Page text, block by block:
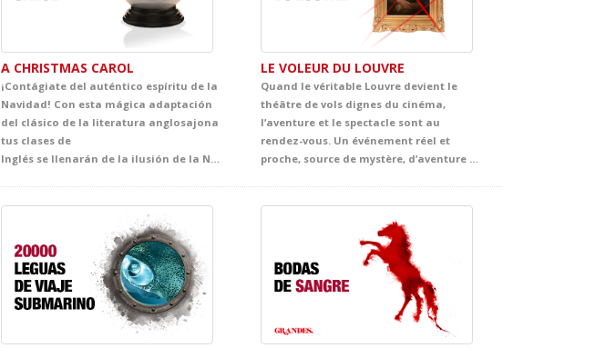
A CHRISTMAS CAROL
¡Contágiate del auténtico espíritu de la
Navidad! Con esta mágica adaptación
del clásico de la literatura anglosajona
tus clases de
Inglés se llenarán de la ilusión de la Navidad. Acompaña al gruñón y avaricioso Mr. Scrooge, que con la ayuda de tres misteriorsos espíritus, vivirá un emocionante viaje en busca del auténtico sentido de la Navidad. El clásico más representado de Dickens se convertirá en la propuesta infalible de tus clases de Inglés y, sin duda, en el mejor regalo que no puede faltar en vuestra agenda de actividades navideñas.
LE VOLEUR DU LOUVRE
Quand le véritable Louvre devient le
théâtre de vols dignes du cinéma,
l’aventure et le spectacle sont au
rendez-vous. Un événement réel et
proche, source de mystère, d’aventure et de beaucoup d’ingéniosité au cœur de ce lieu emblématique. Ce spectacle en français plonge les élèves dans une histoire palpitante d’énigmes, de poursuites, d’humour et de suspects inattendus. Entre œuvres d’art, indices cachés et rebondissements surprenants, la scène se transforme en une grande aventure policière, digne de Tintin lui-même, pleine de rythme et d’émotion.